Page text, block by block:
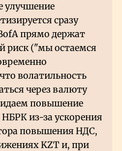
улучшение
сразу
прямо держат
риск ("мы остаемся
волатильность
через валюту
повышение
из-за ускорения
повышения НДС,
KZT и, при